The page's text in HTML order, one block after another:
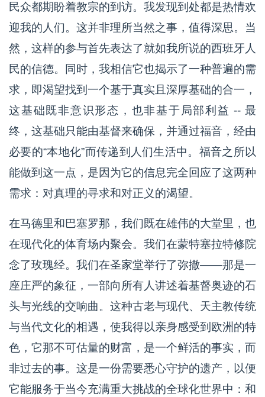
民众都期盼着教宗的到访。我发现到处都是热情欢
迎我的人们。这并非理所当然之事，值得深思。当
然，这样的参与首先表达了就如我所说的西班牙人
民的信德。同时，我相信它也揭示了一种普遍的需
求，即渴望找到一个基于真实且深厚基础的合一，
这基础既非意识形态，也非基于局部利益 -- 最
终，这基础只能由基督来确保，并通过福音，经由
必要的“本地化”而传递到人们生活中。福音之所以
能做到这一点，是因为它的信息完全回应了这两种
需求：对真理的寻求和对正义的渴望。
在马德里和巴塞罗那，我们既在雄伟的大堂里，也
在现代化的体育场内聚会。我们在蒙特塞拉特修院
念了玫瑰经。我们在圣家堂举行了弥撒——那是一
座庄严的象征，一部向所有人讲述着基督奥迹的石
头与光线的交响曲。这种古老与现代、天主教传统
与当代文化的相遇，使我得以亲身感受到欧洲的特
色，它那不可估量的财富，是一个鲜活的事实，而
非过去的事。这是一份需要悉心守护的遗产，以便
它能服务于当今充满重大挑战的全球化世界中：和